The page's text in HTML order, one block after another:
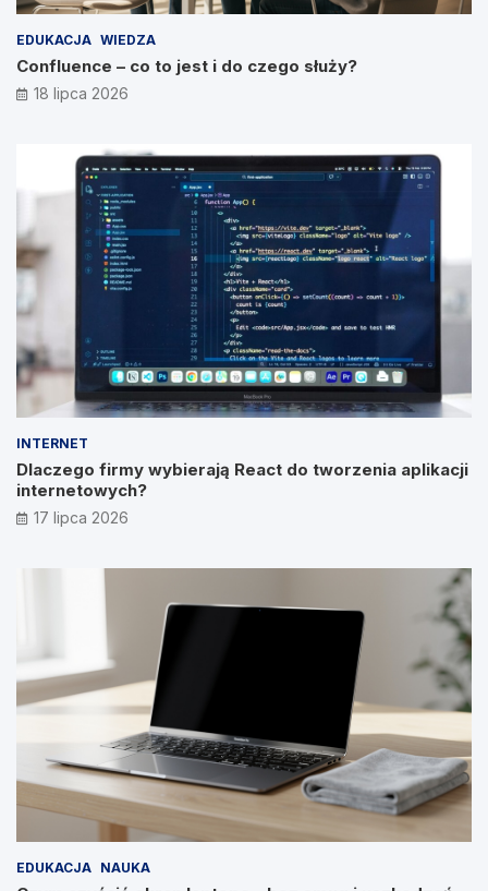
EDUKACJA WIEDZA
Confluence – co to jest i do czego służy?
18 lipca 2026
INTERNET
Dlaczego firmy wybierają React do tworzenia aplikacji
internetowych?
17 lipca 2026
EDUKACJA NAUKA